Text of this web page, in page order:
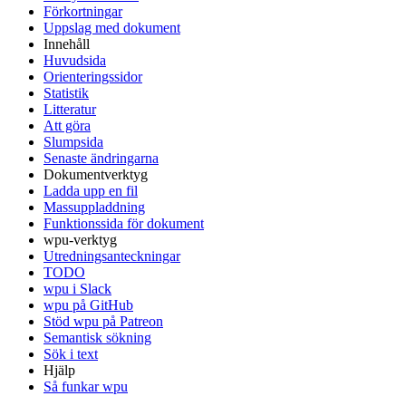
Förkortningar
Uppslag med dokument
Innehåll
Huvudsida
Orienteringssidor
Statistik
Litteratur
Att göra
Slumpsida
Senaste ändringarna
Dokumentverktyg
Ladda upp en fil
Massuppladdning
Funktionssida för dokument
wpu-verktyg
Utredningsanteckningar
TODO
wpu i Slack
wpu på GitHub
Stöd wpu på Patreon
Semantisk sökning
Sök i text
Hjälp
Så funkar wpu